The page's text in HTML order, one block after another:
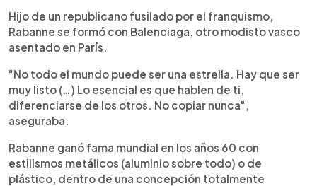
Hijo de un republicano fusilado por el franquismo,
Rabanne se formó con Balenciaga, otro modisto vasco
asentado en París.
"No todo el mundo puede ser una estrella. Hay que ser
muy listo (…) Lo esencial es que hablen de ti,
diferenciarse de los otros. No copiar nunca",
aseguraba.
Rabanne ganó fama mundial en los años 60 con
estilismos metálicos (aluminio sobre todo) o de
plástico, dentro de una concepción totalmente